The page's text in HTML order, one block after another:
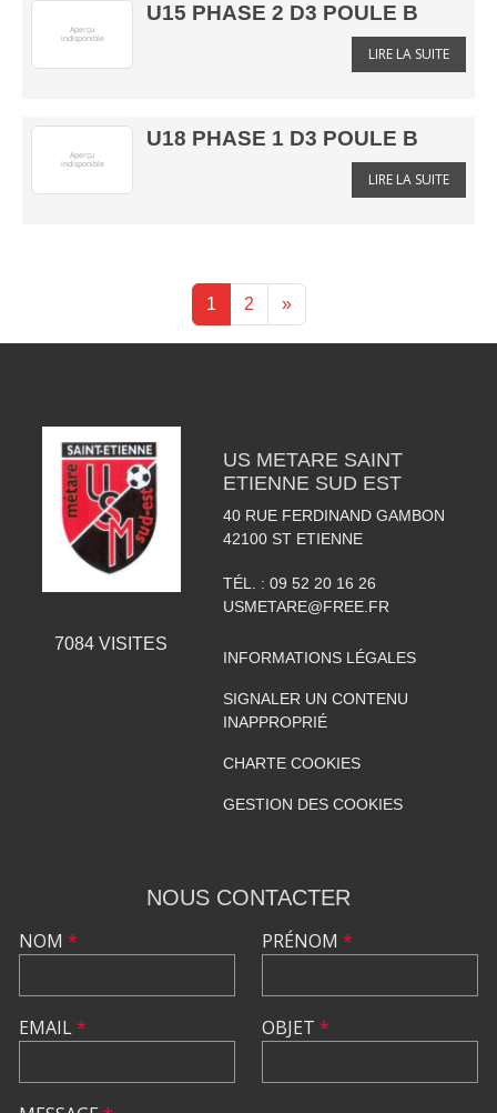
U15 PHASE 2 D3 POULE B
LIRE LA SUITE
U18 PHASE 1 D3 POULE B
LIRE LA SUITE
1 2 »
7084 VISITES
US METARE SAINT
ETIENNE SUD EST
40 RUE FERDINAND GAMBON
42100 ST ETIENNE
TÉL. : 09 52 20 16 26
USMETARE@FREE.FR
INFORMATIONS LÉGALES
SIGNALER UN CONTENU
INAPPROPRIÉ
CHARTE COOKIES
GESTION DES COOKIES
NOUS CONTACTER
NOM *
EMAIL*
PRÉNOM *
OBJET *